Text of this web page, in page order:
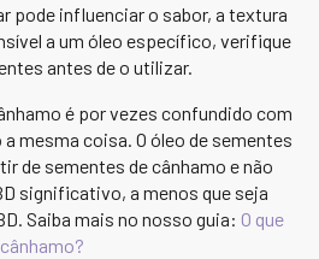
pode influenciar o sabor, a textura
a um óleo específico, verifique
antes de o utilizar.
é por vezes confundido com
mesma coisa. O óleo de sementes
de sementes de cânhamo e não
significativo, a menos que seja
Saiba mais no nosso guia: O que